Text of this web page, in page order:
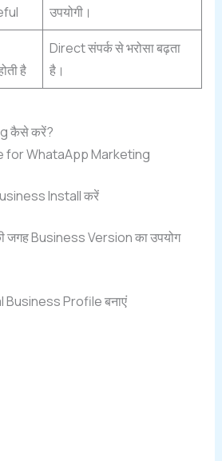
उपयोगी।
है
Direct संपर्क से भरोसा बढ़ता
है।
कैसे करें?
WhataApp Marketing
Install करें
Business Version का उपयोग
Profile बनाएं